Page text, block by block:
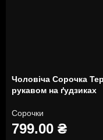
Чоловіча Сорочка
рукавом на ґудзиках
Сорочки
799.00 ₴